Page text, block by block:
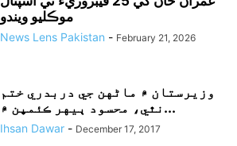
موڪليو ويندو
News Lens Pakistan - February 21, 2026
وزيرستان ۾ ماڻهن جي دربدري ختم
نٿي، محسود ٻيهر ڪئمپن ۾...
Ihsan Dawar - December 17, 2017